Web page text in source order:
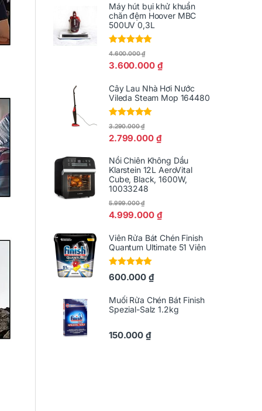
Máy hút bụi khử khuẩn
chăn đệm Hoover MBC
500UV 0,3L
Được xếp
5
sao
3.600.000 ₫
4.600.000₫
Cây Lau Nhà Hơi Nước
Vileda Steam Mop 164480
Được xếp
5
sao
2.799.000 ₫
3.290.000₫
Nồi Chiên Không Dầu
Klarstein 12L AeroVital
Cube, Black, 1600W,
10033248
4.999.000 ₫
5.999.000₫
Viên Rửa Bát Chén Finish
Quantum Ultimate 51 Viên
Được xếp
hạng5.005
600.000 ₫
Muối Rửa Chén Bát Finish
Spezial-Salz 1.2kg
150.000 ₫